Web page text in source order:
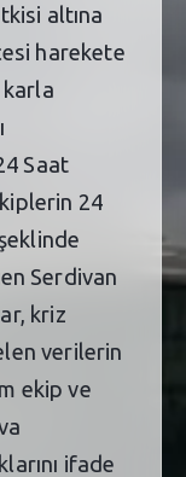
altına
harekete
karla
Saat
24
Serdivan
kriz
verilerin
ekip ve
ifade